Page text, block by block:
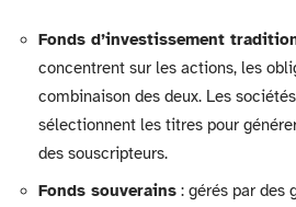
Fonds d’investissement
concentrent sur les actions, les
combinaison des deux. Les
sélectionnent les titres pour
des souscripteurs.
Fonds souverains : gérés par des